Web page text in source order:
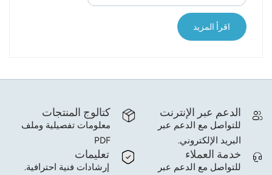
اقرأ المزيد
كتالوج المنتجات
معلومات تفصيلية وملف
PDF
الدعم عبر الإنترنت
للتواصل مع الدعم عبر
البريد الإلكتروني.
تعليمات
إرشادات فنية احترافية.
خدمة العملاء
للتواصل مع الدعم عبر